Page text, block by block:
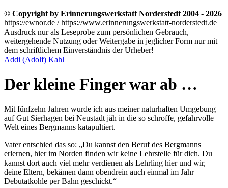
© Copyright by Erinnerungswerkstatt Norderstedt 2004 - 2026
https://ewnor.de / https://www.erinnerungswerkstatt-norderstedt.de
Ausdruck nur als Leseprobe zum persönlichen Gebrauch,
weitergehende Nutzung oder Weitergabe in jeglicher Form nur mit
dem schriftlichem Einverständnis der Urheber!
Addi (Adolf) Kahl
Der kleine Finger war ab …
Mit fünfzehn Jahren wurde ich aus meiner naturhaften Umgebung
auf Gut Sierhagen bei Neustadt jäh in die so schroffe, gefahrvolle
Welt eines Bergmanns katapultiert.
Vater entschied das so:
Du kannst den Beruf des Bergmanns
erlernen, hier im Norden finden wir keine Lehrstelle für dich. Du
kannst dort auch viel mehr verdienen als Lehrling hier und wir,
deine Eltern, bekämen dann obendrein auch einmal im Jahr
Debutatkohle per Bahn geschickt.